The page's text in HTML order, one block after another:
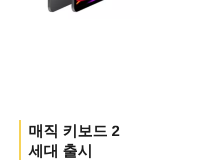
매직 키보드 2
세대 출시